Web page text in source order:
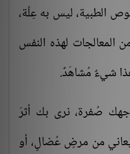
الطبية، ليس به عِلّة،
المعالجات لهذه النفس
شيءٌ مُشاهَدٌ.
صُفرة، نرى بك أثرَ
يُعاني من مرضٍ عُضالٍ، أو